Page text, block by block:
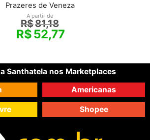
Prazeres de Veneza
A partir de
R$81,18
R$52,77
Santhatela nos Marketplaces
Americanas
Shopee